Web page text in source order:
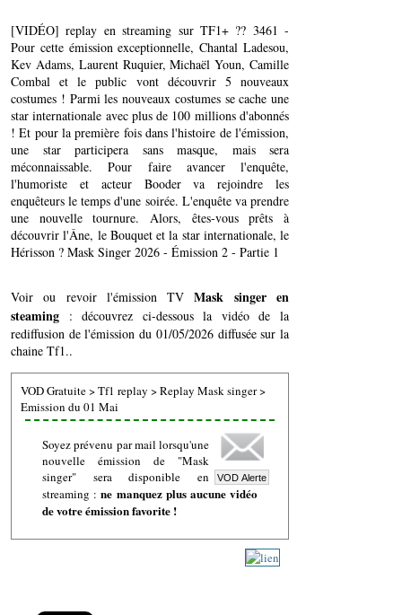
[VIDÉO] replay en streaming sur TF1+ ?? 3461 -
Pour cette émission exceptionnelle, Chantal Ladesou,
Kev Adams, Laurent Ruquier, Michaël Youn, Camille
Combal et le public vont découvrir 5 nouveaux
costumes ! Parmi les nouveaux costumes se cache une
star internationale avec plus de 100 millions d'abonnés
! Et pour la première fois dans l'histoire de l'émission,
une star participera sans masque, mais sera
méconnaissable. Pour faire avancer l'enquête,
l'humoriste et acteur Booder va rejoindre les
enquêteurs le temps d'une soirée. L'enquête va prendre
une nouvelle tournure. Alors, êtes-vous prêts à
découvrir l'Âne, le Bouquet et la star internationale, le
Hérisson ? Mask Singer 2026 - Émission 2 - Partie 1
Voir ou revoir l'émission TVMask singer en
steaming : découvrez ci-dessous la vidéo de la
rediffusion de l'émission du 01/05/2026 diffusée sur la
chaine Tf1..
VOD Gratuite>Tf1 replay >Replay Mask singer>
Emission du 01 Mai
Soyez prévenu par mail lorsqu'une
nouvelle émission de "Mask
singer" sera disponible en
streaming :ne manquez plus aucune vidéo
de votre émission favorite !